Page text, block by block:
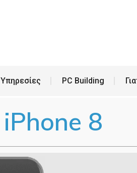
Υπηρεσίες PC Building
iPhone 8